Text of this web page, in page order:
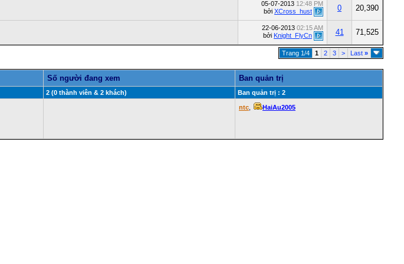
05-07-2013 12:48 PM
bởi XCross_hust 0 20,390
22-06-2013 02:15 AM
bởi Knight_FlyCn 41 71,525
Trang 1/4 1 2 3 > Last »
Số người đang xem Ban quản trị
2 (0 thành viên & 2 khách)
Ban quản trị : 2
ntc HaiAu2005